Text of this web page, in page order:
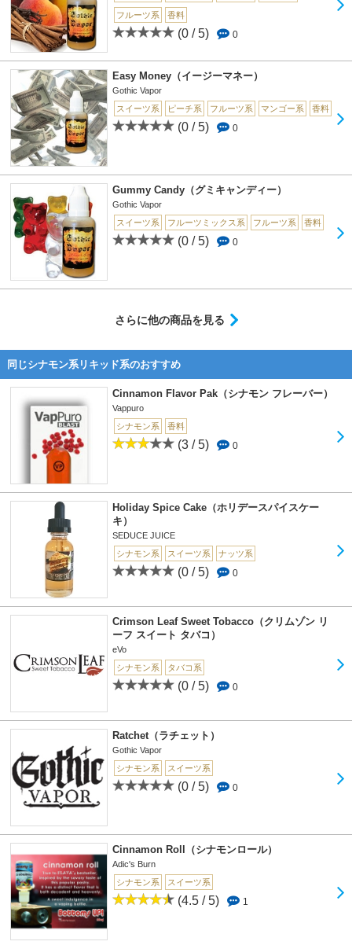
フルーツ系 香料
(0 / 5) 0
Easy Money（イージーマネー）
Gothic Vapor
スイーツ系
ピーチ系 フルーツ系 マンゴー系 香料
(0 / 5) 0
Gummy Candy（グミキャンディー）
Gothic Vapor
スイーツ系
フルーツミックス系 フルーツ系 香料
(0 / 5) 0
さらに他の商品を見る
同じシナモン系リキッド系のおすすめ
Cinnamon Flavor Pak（シナモン フレーバー）
Vappuro
シナモン系
香料
(3 / 5) 0
Holiday Spice Cake（ホリデースパイスケー
キ）
SEDUCE JUICE
シナモン系
スイーツ系 ナッツ系
(0 / 5) 0
Crimson Leaf Sweet Tobacco（クリムゾン リ
ーフ スイート タバコ）
eVo
シナモン系
タバコ系
(0 / 5) 0
Ratchet（ラチェット）
Gothic Vapor
シナモン系
スイーツ系
(0 / 5) 0
Cinnamon Roll（シナモンロール）
Adic's Burn
シナモン系
スイーツ系
(4.5 / 5) 1